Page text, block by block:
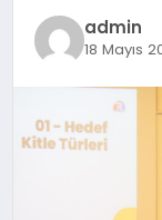
SAĞLIK
SPOR
admin
18 Mayıs